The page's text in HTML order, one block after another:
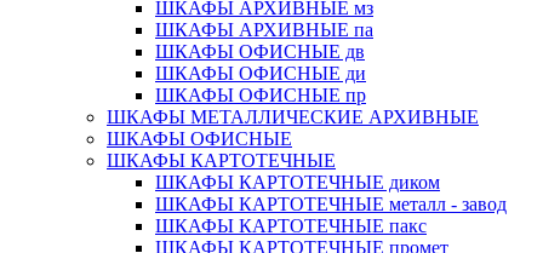
ШКАФЫ АРХИВНЫЕ мз
ШКАФЫ АРХИВНЫЕ па
ШКАФЫ ОФИСНЫЕ дв
ШКАФЫ ОФИСНЫЕ ди
ШКАФЫ ОФИСНЫЕ пр
ШКАФЫ МЕТАЛЛИЧЕСКИЕ АРХИВНЫЕ
ШКАФЫ ОФИСНЫЕ
ШКАФЫ КАРТОТЕЧНЫЕ
ШКАФЫ КАРТОТЕЧНЫЕ диком
ШКАФЫ КАРТОТЕЧНЫЕ металл - завод
ШКАФЫ КАРТОТЕЧНЫЕ пакс
ШКАФЫ КАРТОТЕЧНЫЕ промет